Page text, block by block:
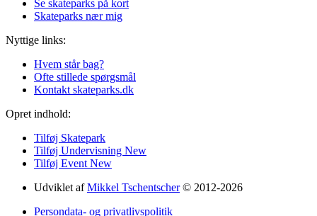
Se skateparks på kort
Skateparks nær mig
Nyttige links:
Hvem står bag?
Ofte stillede spørgsmål
Kontakt skateparks.dk
Opret indhold:
Tilføj Skatepark
Tilføj Undervisning New
Tilføj Event New
Udviklet afMikkel Tschentscher© 2012-2026
Persondata- og privatlivspolitik